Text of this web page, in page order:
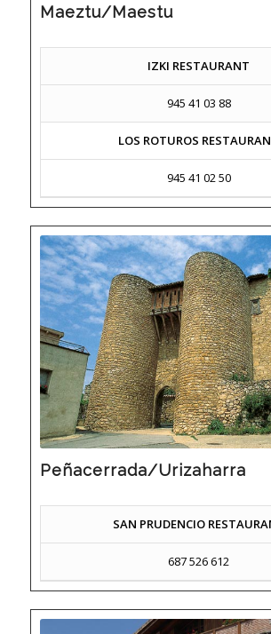
Maeztu/Maestu
IZKI RESTAURANT
945 41 03 88
LOS ROTUROS
945 41 02 50
Peñacerrada/Urizaharra
SAN PRUDENCIO
687 526 612